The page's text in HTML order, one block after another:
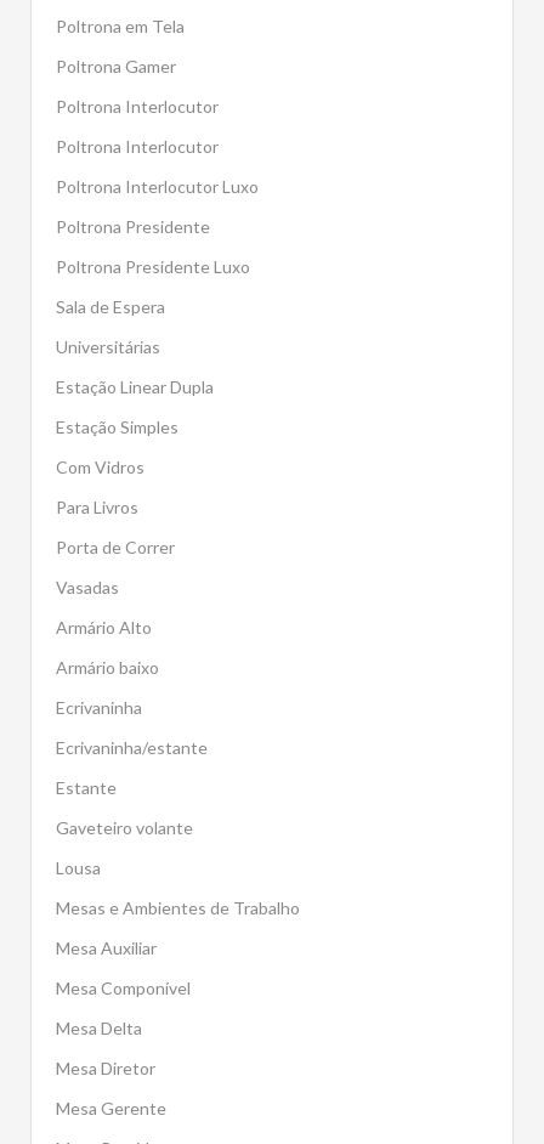
Poltrona em Tela
Poltrona Gamer
Poltrona Interlocutor
Poltrona Interlocutor
Poltrona Interlocutor Luxo
Poltrona Presidente
Poltrona Presidente Luxo
Sala de Espera
Universitárias
Estação Linear Dupla
Estação Simples
Com Vidros
Para Livros
Porta de Correr
Vasadas
Armário Alto
Armário baixo
Ecrivaninha
Ecrivaninha/estante
Estante
Gaveteiro volante
Lousa
Mesas e Ambientes de Trabalho
Mesa Auxiliar
Mesa Componível
Mesa Delta
Mesa Diretor
Mesa Gerente